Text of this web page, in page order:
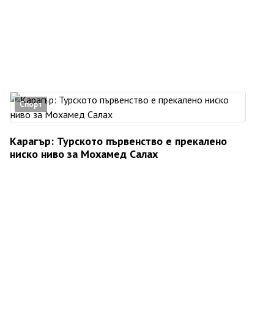
Спорт
Карагър: Турското първенство е прекалено
ниско ниво за Мохамед Салах